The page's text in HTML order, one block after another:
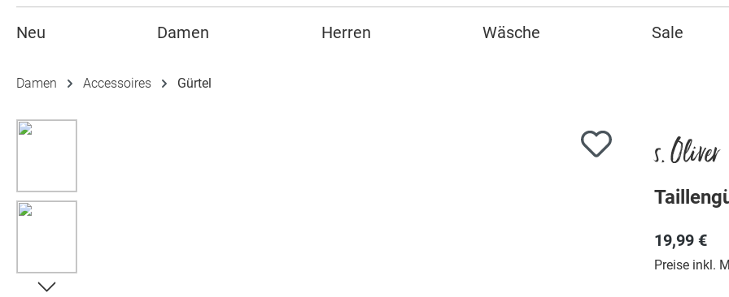
Neu Damen Herren Wäsche Sale
Damen Accessoires Gürtel
Bildergalerie überspringen
s. Oliver
19,99 €
Preise inkl.